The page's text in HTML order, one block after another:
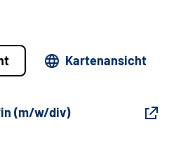
Kartenansicht
(m/w/div)